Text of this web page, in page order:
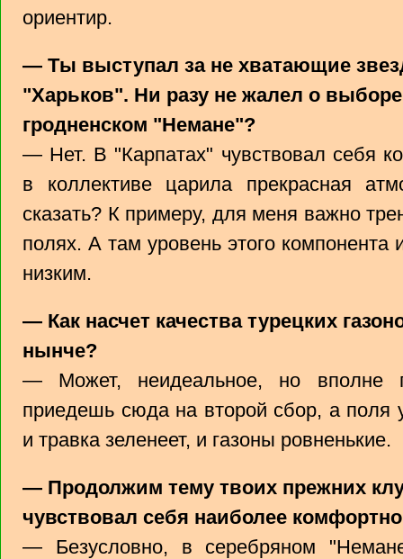
ориентир.
— Ты выступал за не хватающие
"Харьков". Ни разу не жалел о
гродненском "Немане"?
— Нет. В "Карпатах" чувствовал себя
в коллективе царила прекрасная
сказать? К примеру, для меня важно
полях. А там уровень этого компонента
низким.
— Как насчет качества турецких
нынче?
— Может, неидеальное, но вполне
приедешь сюда на второй сбор, а поля
и травка зеленеет, и газоны ровненькие.
— Продолжим тему твоих прежних
чувствовал себя наиболее
— Безусловно, в серебряном